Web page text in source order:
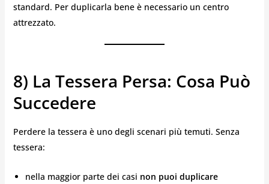
standard. Per duplicarla bene è necessario un centro
attrezzato.
8) La Tessera Persa: Cosa Può
Succedere
Perdere la tessera è uno degli scenari più temuti. Senza
tessera:
nella maggior parte dei casi non puoi duplicare